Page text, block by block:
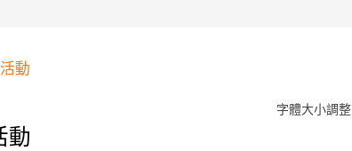
動
字體大小調整
動